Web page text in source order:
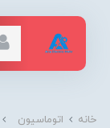
خانه اتوماسیون